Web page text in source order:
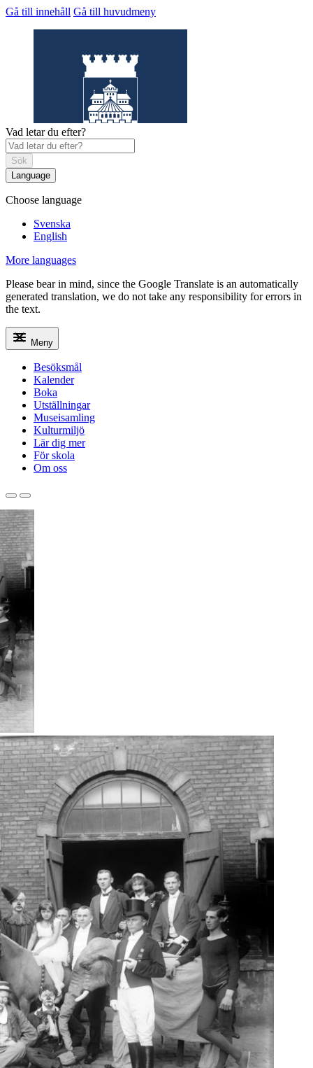
Gå till innehåll Gå till huvudmeny
Helsingborgs museum
Vad letar du efter?
Sök
Language
Choose language
Svenska
English
More languages
Please bear in mind, since the Google Translate is an automatically
generated translation, we do not take any responsibility for errors in
the text.
Meny
Besöksmål
Kalender
Boka
Utställningar
Museisamling
Kulturmiljö
Lär dig mer
För skola
Om oss